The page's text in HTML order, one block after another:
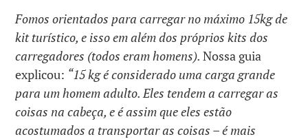
Fomos orientados para carregar no máximo 15kg de
kit turístico, e isso em além dos próprios kits dos
carregadores (todos eram homens).Nossa guia
explicou: “15 kg é considerado uma carga grande
para um homem adulto. Eles tendem a carregar as
coisas na cabeça, e é assim que eles estão
acostumados a transportar as coisas – é mais